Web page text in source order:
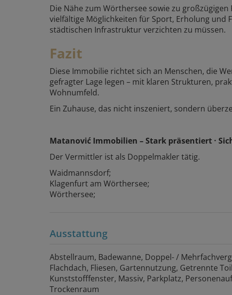
Die Nähe zum Wörthersee sowie zu
vielfältige Möglichkeiten für Sport, Erholung und
städtischen Infrastruktur verzichten zu müssen.
Fazit
Diese Immobilie richtet sich an Menschen, die
gefragter Lage legen – mit klaren Strukturen,
Wohnumfeld.
Ein Zuhause, das nicht inszeniert, sondern
Matanović Immobilien – Stark präsentiert ·
Der Vermittler ist als Doppelmakler tätig.
Waidmannsdorf;
Klagenfurt am Wörthersee;
Wörthersee;
Ausstattung
Abstellraum Badewanne Doppel- /
Flachdach Fliesen Gartennutzung Getrennte
Kunststofffenster Massiv Parkplatz
Trockenraum